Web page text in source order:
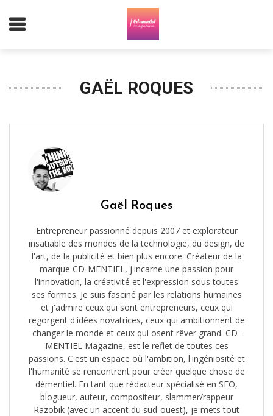
GAËL ROQUES
Gaël Roques
Entrepreneur passionné depuis 2007 et explorateur
insatiable des mondes de la technologie, du design, de
l'art, de la publicité et bien plus encore. Créateur de la
marque CD-MENTIEL, j'incarne une passion pour
l'innovation, la créativité et l'expression sous toutes
ses formes. Je suis fasciné par les relations humaines
et j'admire ceux qui sont entrepreneurs, ceux qui
regorgent d'idées novatrices, ceux qui ambitionnent de
changer le monde et ceux qui osent rêver grand. CD-
MENTIEL Magazine, est le reflet de toutes ces
passions. C'est un espace où l'ambition, l'ingéniosité et
l'humanité se rencontrent pour créer quelque chose de
démentiel. En tant que rédacteur spécialisé en SEO,
blogueur, auteur, compositeur, slammer/rappeur
Razobik (avec un accent du sud-ouest), je mets tout